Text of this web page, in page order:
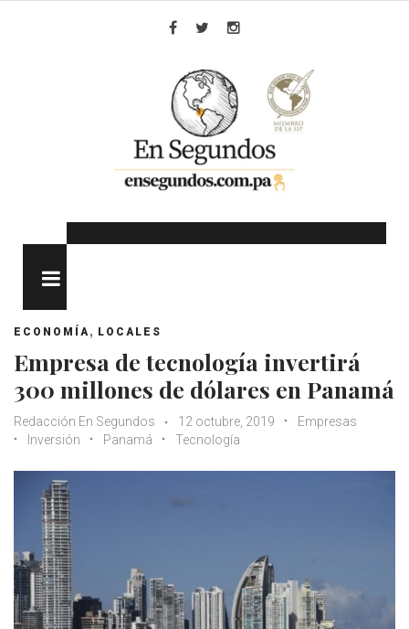
ECONOMÍA, LOCALES
Empresa de tecnología invertirá
300 millones de dólares en Panamá
Redacción En Segundos 12 octubre, 2019
Empresas
Inversión
Panamá Tecnología